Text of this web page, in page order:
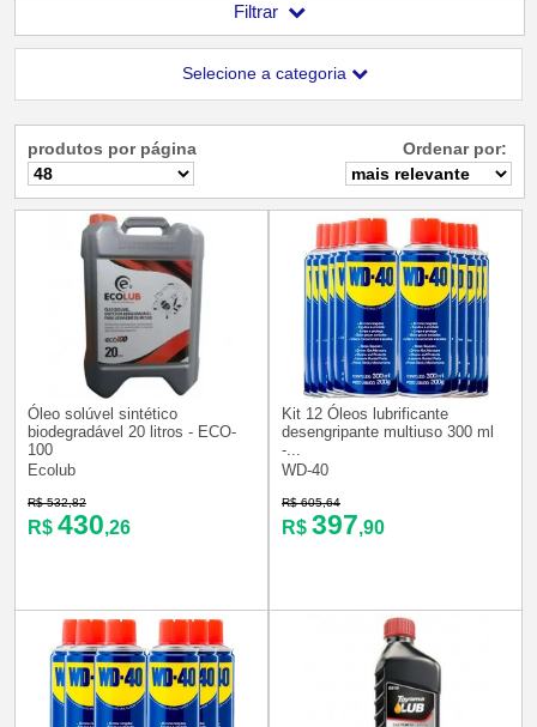
Filtrar
Selecione a categoria
produtos por página Ordenar por:
Óleo solúvel sintético
biodegradável 20 litros - ECO-
100
Ecolub
R$ 532,82
R$ 430,26
Kit 12 Óleos lubrificante
desengripante multiuso 300 ml
-...
WD-40
R$ 605,64
R$ 397,90